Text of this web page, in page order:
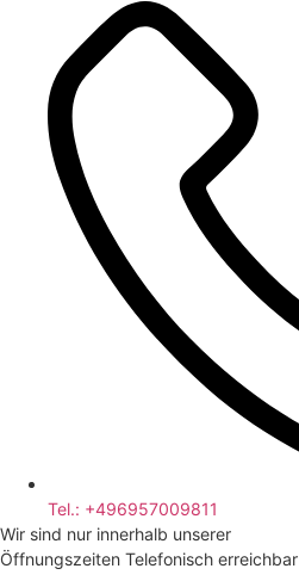
Tel.: +496957009811
Wir sind nur innerhalb unserer
Öffnungszeiten Telefonisch erreichbar